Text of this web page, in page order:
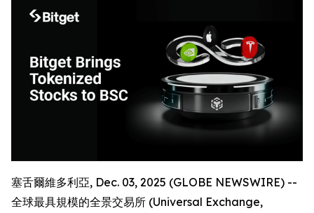
塞舌爾維多利亞, Dec. 03, 2025 (GLOBE NEWSWIRE) --
全球最具規模的全景交易所 (Universal Exchange,